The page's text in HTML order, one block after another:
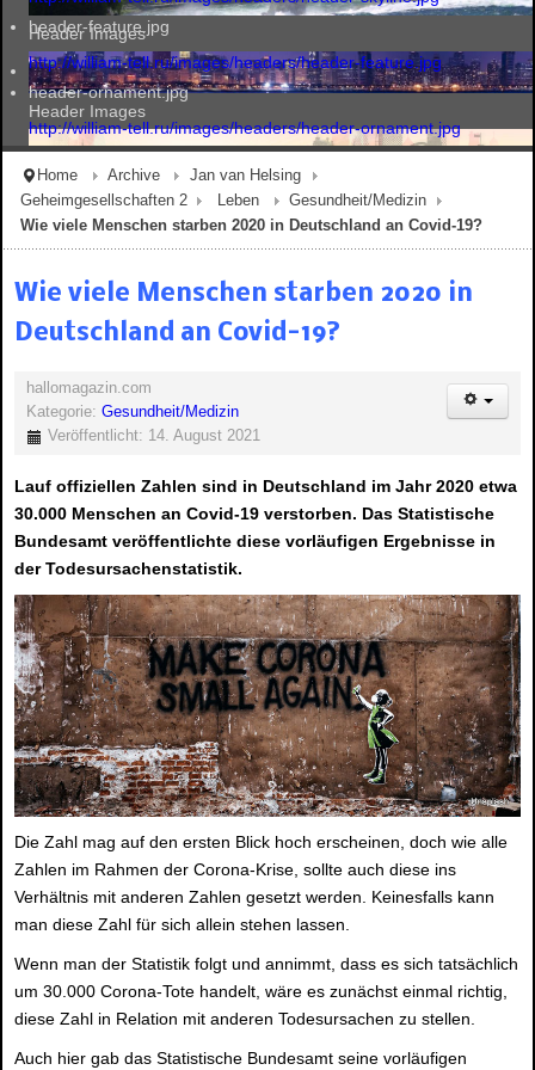
Header Images
Header Images
Header Images
Header Images
header-feature.jpg
http://william-tell.ru/images/headers/header-feature.jpg
header-ornament.jpg
http://william-tell.ru/images/headers/header-ornament.jpg
Home Archive
Jan van Helsing
Geheimgesellschaften 2
Leben
Gesundheit/Medizin
Wie viele Menschen starben 2020 in Deutschland an Covid-19?
Wie viele Menschen starben 2020 in
Deutschland an Covid-19?
hallomagazin.com
Kategorie: Gesundheit/Medizin
Veröffentlicht: 14. August 2021
Lauf offiziellen Zahlen sind in Deutschland im Jahr 2020 etwa
30.000 Menschen an Covid-19 verstorben. Das Statistische
Bundesamt veröffentlichte diese vorläufigen Ergebnisse in
der Todesursachenstatistik.
Die Zahl mag auf den ersten Blick hoch erscheinen, doch wie alle
Zahlen im Rahmen der Corona-Krise, sollte auch diese ins
Verhältnis mit anderen Zahlen gesetzt werden. Keinesfalls kann
man diese Zahl für sich allein stehen lassen.
Wenn man der Statistik folgt und annimmt, dass es sich tatsächlich
um 30.000 Corona-Tote handelt, wäre es zunächst einmal richtig,
diese Zahl in Relation mit anderen Todesursachen zu stellen.
Auch hier gab das Statistische Bundesamt seine vorläufigen